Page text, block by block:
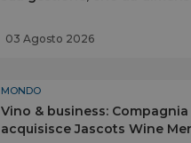
03 Agosto 2026
MONDO
Vino & business:
acquisisce Jascots Wine